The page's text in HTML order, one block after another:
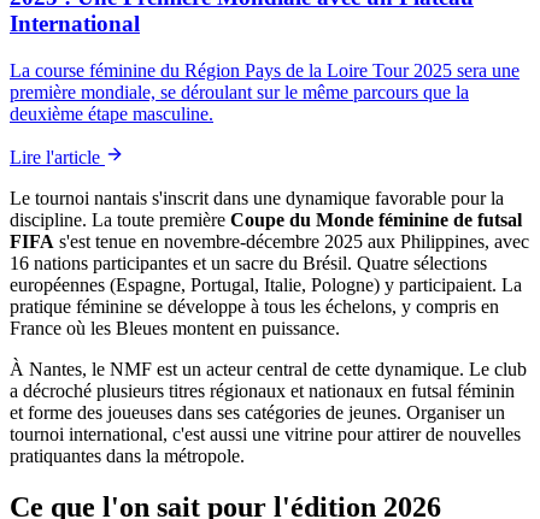
International
La course féminine du Région Pays de la Loire Tour 2025 sera une
première mondiale, se déroulant sur le même parcours que la
deuxième étape masculine.
Lire l'article
Le tournoi nantais s'inscrit dans une dynamique favorable pour la
discipline. La toute première Coupe du Monde féminine de futsal
FIFA s'est tenue en novembre-décembre 2025 aux Philippines, avec
16 nations participantes et un sacre du Brésil. Quatre sélections
européennes (Espagne, Portugal, Italie, Pologne) y participaient. La
pratique féminine se développe à tous les échelons, y compris en
France où les Bleues montent en puissance.
À Nantes, le NMF est un acteur central de cette dynamique. Le club
a décroché plusieurs titres régionaux et nationaux en futsal féminin
et forme des joueuses dans ses catégories de jeunes. Organiser un
tournoi international, c'est aussi une vitrine pour attirer de nouvelles
pratiquantes dans la métropole.
Ce que l'on sait pour l'édition 2026